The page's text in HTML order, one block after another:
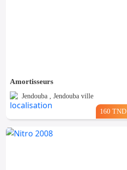
Amortisseurs
Jendouba , Jendouba ville
160 TND